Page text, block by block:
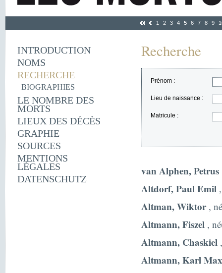
1 2 3 4 5 6 7 8 9
INTRODUCTION
NOMS
RECHERCHE
BIOGRAPHIES
LE NOMBRE DES
MORTS
LIEUX DES DÉCÈS
GRAPHIE
SOURCES
MENTIONS
LÉGALES
DATENSCHUTZ
Recherche
Prénom :
Lieu de naissance :
Matricule :
van Alphen, Petrus
Altdorf, Paul Emil
Altman, Wiktor,
Altmann, Fiszel ,
Altmann, Chaskiel
Altmann, Karl